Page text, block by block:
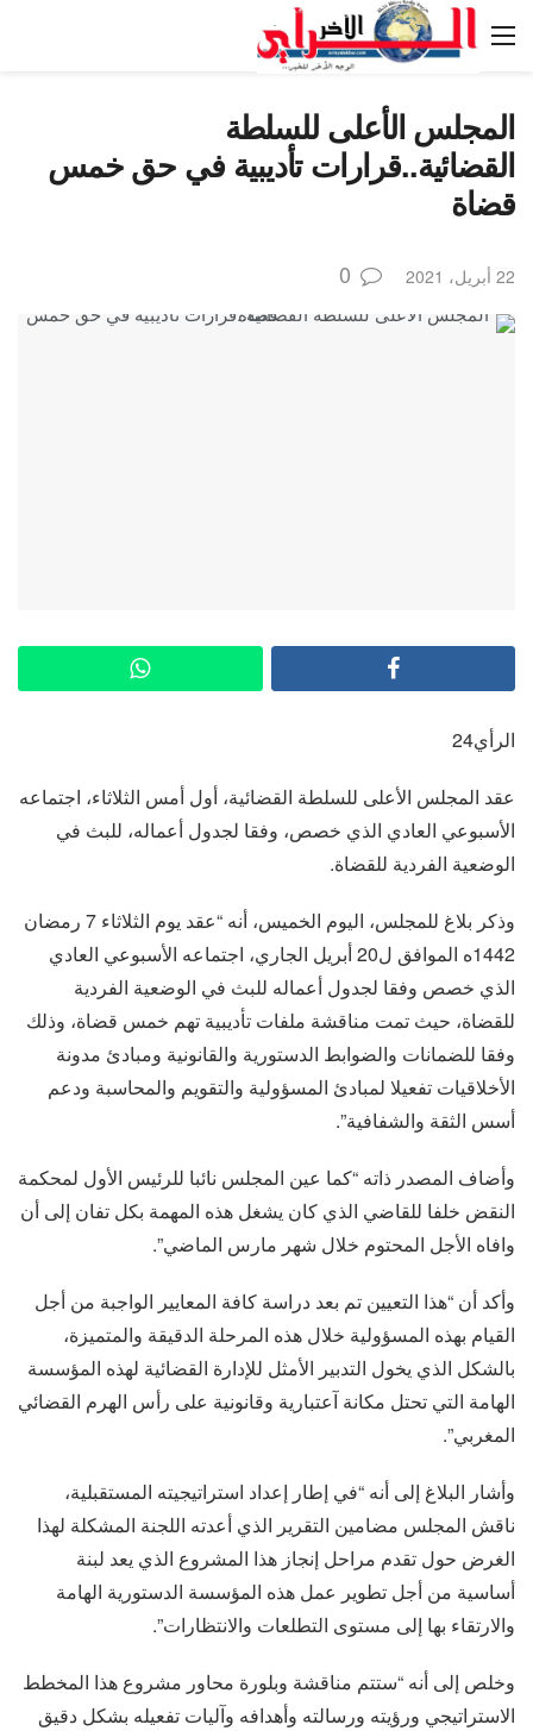
المجلس الأعلى للسلطة
القضائية..قرارات تأديبية في حق خمس
قضاة
22 أبريل، 2021 0
الرأي24
عقد المجلس الأعلى للسلطة القضائية، أول أمس الثلاثاء، اجتماعه
الأسبوعي العادي الذي خصص، وفقا لجدول أعماله، للبث في
الوضعية الفردية للقضاة.
وذكر بلاغ للمجلس، اليوم الخميس، أنه “عقد يوم الثلاثاء 7 رمضان
1442ه الموافق ل20 أبريل الجاري، اجتماعه الأسبوعي العادي
الذي خصص وفقا لجدول أعماله للبث في الوضعية الفردية
للقضاة، حيث تمت مناقشة ملفات تأديبية تهم خمس قضاة، وذلك
وفقا للضمانات والضوابط الدستورية والقانونية ومبادئ مدونة
الأخلاقيات تفعيلا لمبادئ المسؤولية والتقويم والمحاسبة ودعم
أسس الثقة والشفافية”.
وأضاف المصدر ذاته “كما عين المجلس نائبا للرئيس الأول لمحكمة
النقض خلفا للقاضي الذي كان يشغل هذه المهمة بكل تفان إلى أن
وافاه الأجل المحتوم خلال شهر مارس الماضي”.
وأكد أن “هذا التعيين تم بعد دراسة كافة المعايير الواجبة من أجل
القيام بهذه المسؤولية خلال هذه المرحلة الدقيقة والمتميزة،
بالشكل الذي يخول التدبير الأمثل للإدارة القضائية لهذه المؤسسة
الهامة التي تحتل مكانة آعتبارية وقانونية على رأس الهرم القضائي
المغربي”.
وأشار البلاغ إلى أنه “في إطار إعداد استراتيجيته المستقبلية،
ناقش المجلس مضامين التقرير الذي أعدته اللجنة المشكلة لهذا
الغرض حول تقدم مراحل إنجاز هذا المشروع الذي يعد لبنة
أساسية من أجل تطوير عمل هذه المؤسسة الدستورية الهامة
والارتقاء بها إلى مستوى التطلعات والانتظارات”.
وخلص إلى أنه “ستتم مناقشة وبلورة محاور مشروع هذا المخطط
الاستراتيجي ورؤيته ورسالته وأهدافه وآليات تفعيله بشكل دقيق